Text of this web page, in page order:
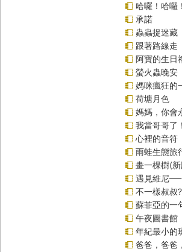
哈囉！哈囉！
承諾
蟲蟲捉迷藏
跟著路線走
阿寶的生日
螢火蟲晚安
媽咪瘋狂的
荷塘月色
媽媽，你會
我當哥哥了！
心裡的音符
雨蛙生態旅
畫一棵樹(
遇見維尼
不一樣叔叔
蘇菲亞的一
午夜圖書館
年紀最小的
爸爸，爸爸